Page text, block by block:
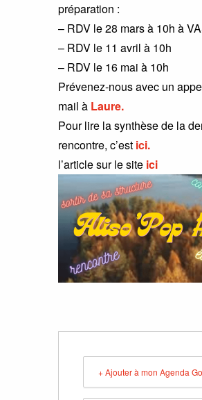
préparation :
– RDV le 28 mars à 10h à
– RDV le 11 avril à 10h
– RDV le 16 mai à 10h
Prévenez-nous avec un
mail à Laure.
Pour lire la synthèse de la
rencontre, c’est ici.
l’article sur le site ici
+ Ajouter à mon Agenda